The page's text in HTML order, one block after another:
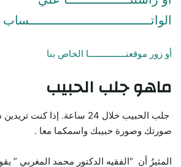
الواتـــــــــــــــــــــــــــــــــساب
أو زور موقعنـــــــــــــــا الخاص بنا
ماهو جلب الحبيب
جلب الحبيب خلال 24 ساعة. إذا
صورتك وصورة حبيبك واسمكما معا .
المثيرُ أن “الفقيه الدكتور محمد المغربي ”